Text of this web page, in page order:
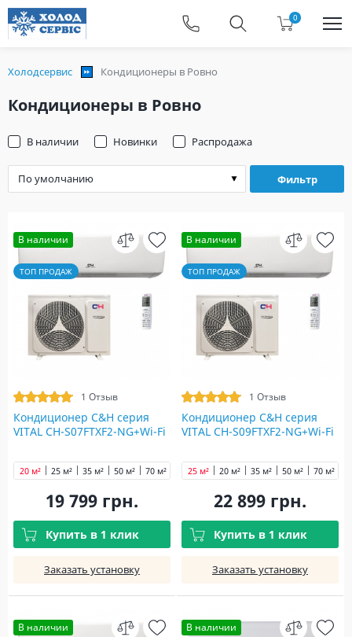
0
Холодсервис Кондиционеры в Ровно
Кондиционеры в Ровно
Фильтр
В наличии Новинки Распродажа
В наличии
ТОП ПРОДАЖ
1 Отзыв
Кондиционер C&H cерия
VITAL CH-S07FTXF2-NG+Wi-Fi
20 м² 25 м² 35 м² 50 м² 70 м²
19 799 грн.
Купить в 1 клик
Заказать установку
В наличии
ТОП ПРОДАЖ
1 Отзыв
Кондиционер C&H cерия
VITAL CH-S09FTXF2-NG+Wi-Fi
20 м²
25 м² 35 м² 50 м² 70 м²
22 899 грн.
Купить в 1 клик
Заказать установку
В наличии В наличии